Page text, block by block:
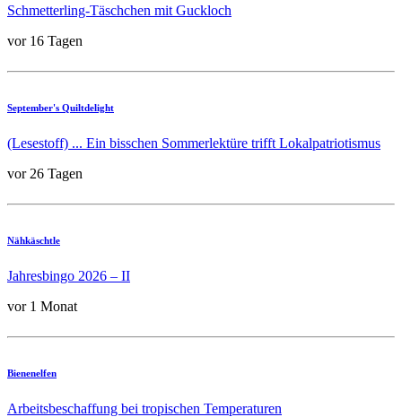
Schmetterling-Täschchen mit Guckloch
vor 16 Tagen
September's Quiltdelight
(Lesestoff) ... Ein bisschen Sommerlektüre trifft Lokalpatriotismus
vor 26 Tagen
Nähkäschtle
Jahresbingo 2026 – II
vor 1 Monat
Bienenelfen
Arbeitsbeschaffung bei tropischen Temperaturen